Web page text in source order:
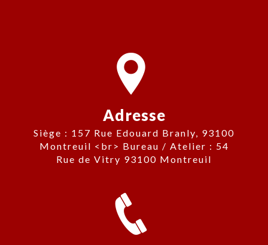
Adresse
Siège : 157 Rue Edouard Branly, 93100
Montreuil <br> Bureau / Atelier : 54
Rue de Vitry 93100 Montreuil